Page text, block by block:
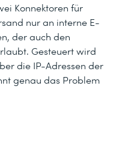
Konnektoren für
nur an interne E-
der auch den
Gesteuert wird
die IP-Adressen der
genau das Problem